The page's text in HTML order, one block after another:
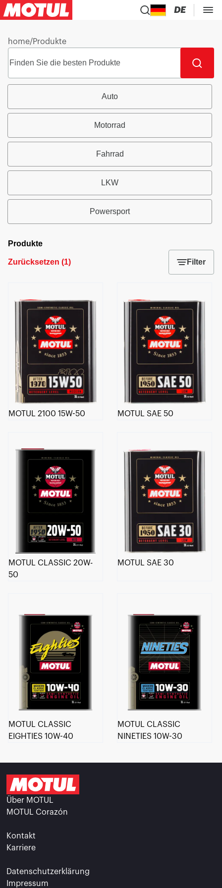
DE
home/Produkte
Auto
Motorrad
Fahrrad
LKW
Powersport
Produkte
Zurücksetzen (1) Filter
MOTUL 2100 15W-50 MOTUL SAE 50
MOTUL CLASSIC 20W-
50
MOTUL SAE 30
MOTUL CLASSIC
EIGHTIES 10W-40
MOTUL CLASSIC
NINETIES 10W-30
Über MOTUL
MOTUL Corazón
Kontakt
Karriere
Datenschutzerklärung
Impressum